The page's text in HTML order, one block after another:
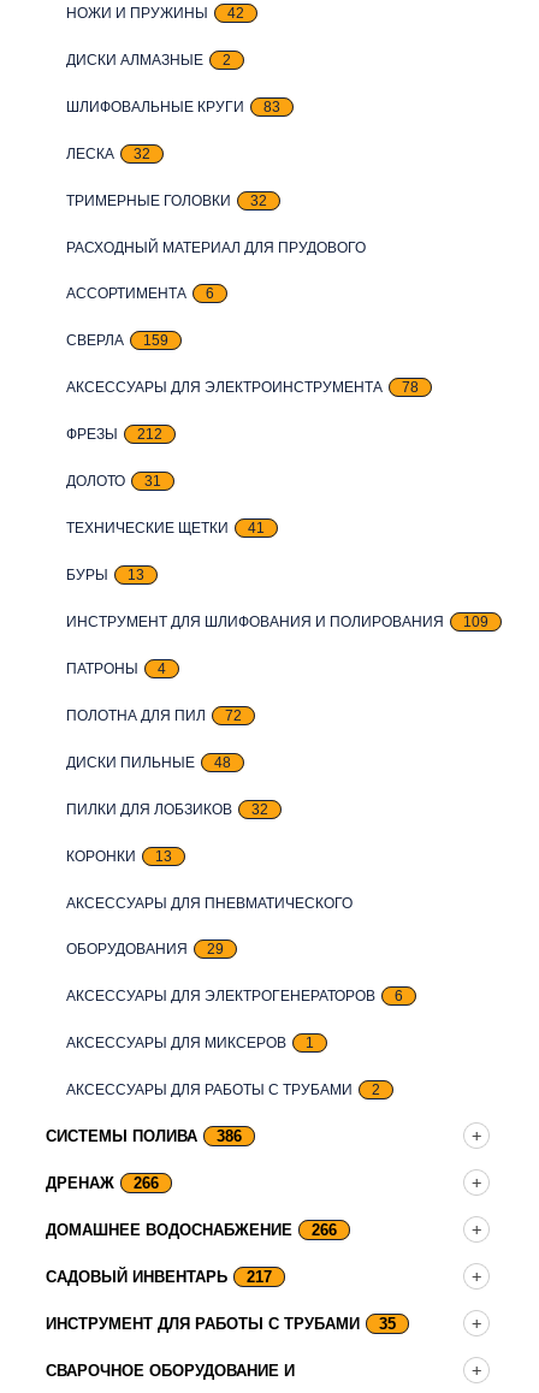
НОЖИ И ПРУЖИНЫ 42
ДИСКИ АЛМАЗНЫЕ 2
ШЛИФОВАЛЬНЫЕ КРУГИ 83
ЛЕСКА 32
ТРИМЕРНЫЕ ГОЛОВКИ 32
РАСХОДНЫЙ МАТЕРИАЛ ДЛЯ ПРУДОВОГО
АССОРТИМЕНТА 6
СВЕРЛА 159
АКСЕССУАРЫ ДЛЯ ЭЛЕКТРОИНСТРУМЕНТА 78
ФРЕЗЫ 212
ДОЛОТО 31
ТЕХНИЧЕСКИЕ ЩЕТКИ 41
БУРЫ 13
ИНСТРУМЕНТ ДЛЯ ШЛИФОВАНИЯ И ПОЛИРОВАНИЯ 109
ПАТРОНЫ 4
ПОЛОТНА ДЛЯ ПИЛ 72
ДИСКИ ПИЛЬНЫЕ 48
ПИЛКИ ДЛЯ ЛОБЗИКОВ 32
КОРОНКИ 13
АКСЕССУАРЫ ДЛЯ ПНЕВМАТИЧЕСКОГО
ОБОРУДОВАНИЯ 29
АКСЕССУАРЫ ДЛЯ ЭЛЕКТРОГЕНЕРАТОРОВ 6
АКСЕССУАРЫ ДЛЯ МИКСЕРОВ 1
АКСЕССУАРЫ ДЛЯ РАБОТЫ С ТРУБАМИ 2
СИСТЕМЫ ПОЛИВА 386
ДРЕНАЖ 266
ДОМАШНЕЕ ВОДОСНАБЖЕНИЕ 266
САДОВЫЙ ИНВЕНТАРЬ 217
ИНСТРУМЕНТ ДЛЯ РАБОТЫ С ТРУБАМИ 35
СВАРОЧНОЕ ОБОРУДОВАНИЕ И